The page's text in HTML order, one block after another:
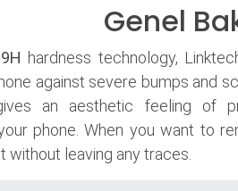
Genel
9H hardness technology,
against severe bumps and
an aesthetic feeling of
phone. When you want to
without leaving any traces.